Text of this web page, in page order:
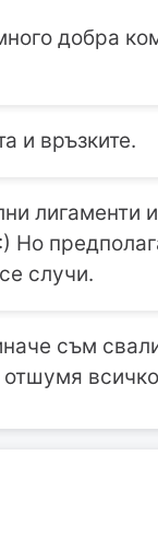
добра
и връзките.
лигаменти
Но
случи.
съм
отшумя